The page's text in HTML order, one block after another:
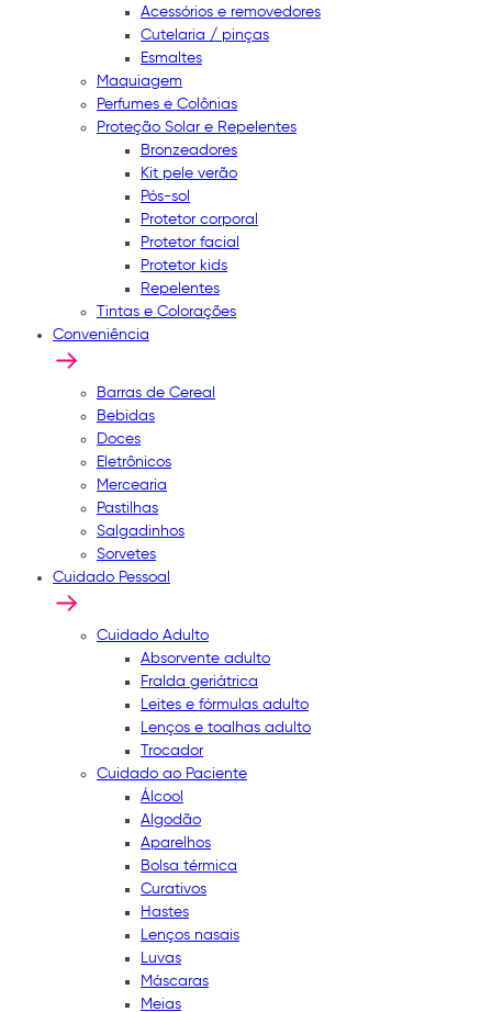
Acessórios e removedores
Cutelaria / pinças
Esmaltes
Maquiagem
Perfumes e Colônias
Proteção Solar e Repelentes
Bronzeadores
Kit pele verão
Pós-sol
Protetor corporal
Protetor facial
Protetor kids
Repelentes
Tintas e Colorações
Conveniência
Barras de Cereal
Bebidas
Doces
Eletrônicos
Mercearia
Pastilhas
Salgadinhos
Sorvetes
Cuidado Pessoal
Cuidado Adulto
Absorvente adulto
Fralda geriátrica
Leites e fórmulas adulto
Lenços e toalhas adulto
Trocador
Cuidado ao Paciente
Álcool
Algodão
Aparelhos
Bolsa térmica
Curativos
Hastes
Lenços nasais
Luvas
Máscaras
Meias